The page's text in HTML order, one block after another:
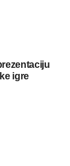
igre